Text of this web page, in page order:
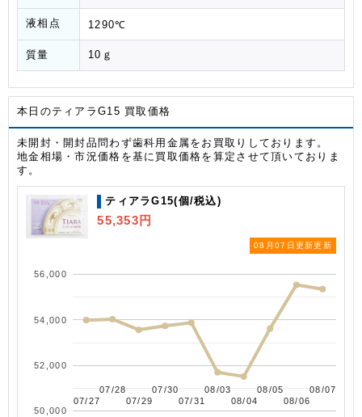
液相点 1290℃
質量 10ｇ
本日のティアラG15 買取価格
未開封・開封品問わず歯科用金属をお買取りしております。
地金相場・市況価格を基に買取価格を算定させて頂いておりま
す。
ティアラG15(個/税込)
55,353円
08月07日更新更新
07/27
07/27
07/28
07/28
07/29
07/29
07/30
07/30
07/31
07/31
08/03
08/03
08/04
08/04
08/05
08/05
08/06
08/06
08/07
08/07
50,000
52,000
54,000
56,000